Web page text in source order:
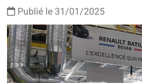
Publié le 31/01/2025